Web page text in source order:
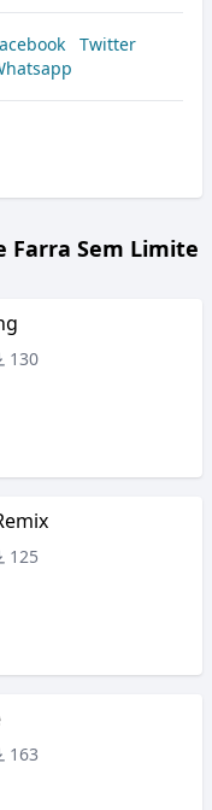
Twitter
Farra Sem Limite
130
125
163